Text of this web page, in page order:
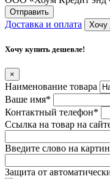
Доставка и оплата Хочу
Хочу купить дешевле!
×
Наименование товара
Ваше имя*
Контактный телефон*
Ссылка на товар на
Введите слово на
Защита от